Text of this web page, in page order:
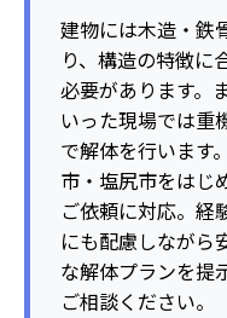
建物には木造・鉄
り、構造の特徴に
必要があります。
いった現場では重
で解体を行います
市・塩尻市をはじ
ご依頼に対応。経
にも配慮しながら
な解体プランを提
ご相談ください。